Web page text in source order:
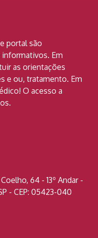
portal são
Em
as orientações
e ou, tratamento. Em
O acesso a
64 - 13º Andar -
- CEP: 05423-040